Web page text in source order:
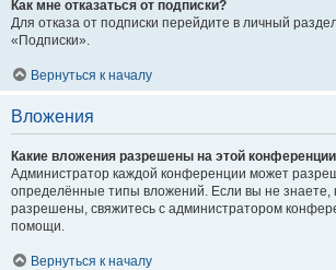
Как мне отказаться от подписки?
Для отказа от подписки перейдите в личный
«Подписки».
Вернуться к началу
Вложения
Какие вложения разрешены на этой
Администратор каждой конференции может
определённые типы вложений. Если вы не знаете,
разрешены, свяжитесь с администратором
помощи.
Вернуться к началу